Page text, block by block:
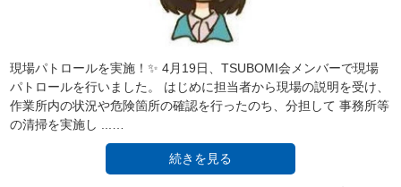
現場パトロールを実施！✨ 4月19日、TSUBOMI会メンバーで現場
パトロールを行いました。 はじめに担当者から現場の説明を受け、
作業所内の状況や危険箇所の確認を行ったのち、分担して 事務所等
の清掃を実施し ...…
続きを見る